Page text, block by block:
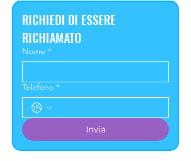
RICHIEDI DI ESSERE
RICHIAMATO
Nome *
Telefono *
Invia